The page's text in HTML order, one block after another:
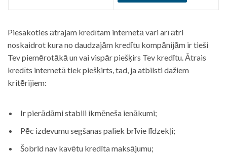
Piesakoties ātrajam kredītam internetā vari arī ātri
noskaidrot kura no daudzajām kredītu kompānijām ir tieši
Tev piemērotākā un vai vispār piešķirs Tev kredītu. Ātrais
kredīts internetā tiek piešķirts, tad, ja atbilsti dažiem
kritērijiem:
Ir pierādāmi stabili ikmēneša ienākumi;
Pēc izdevumu segšanas paliek brīvie līdzekļi;
Šobrīd nav kavētu kredīta maksājumu;